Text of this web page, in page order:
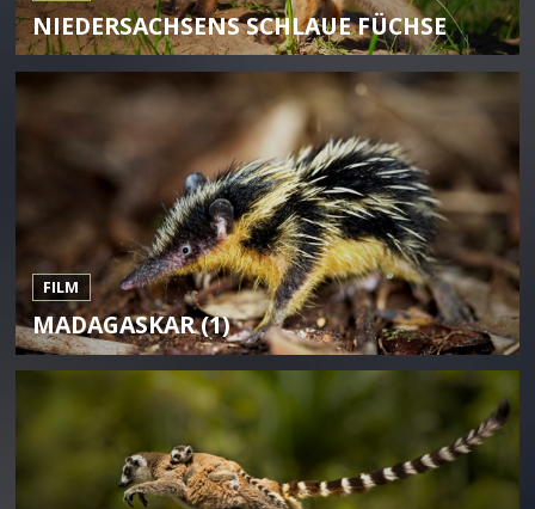
NIEDERSACHSENS SCHLAUE FÜCHSE
FILM
MADAGASKAR (1)